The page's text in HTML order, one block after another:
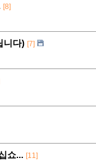
[8]
니다) [7]
쇼... [11]